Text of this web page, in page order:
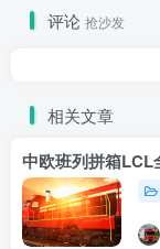
评论 抢沙发
相关文章